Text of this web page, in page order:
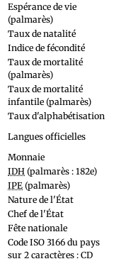
Espérance de vie
(palmarès)
Taux de natalité
Indice de fécondité
Taux de mortalité
(palmarès)
Taux de mortalité
infantile (palmarès)
Taux d'alphabétisation
Langues officielles
Monnaie
IDH (palmarès : 182e)
IPE (palmarès)
Nature de l'État
Chef de l'État
Fête nationale
Code ISO 3166 du pays
sur 2 caractères : CD